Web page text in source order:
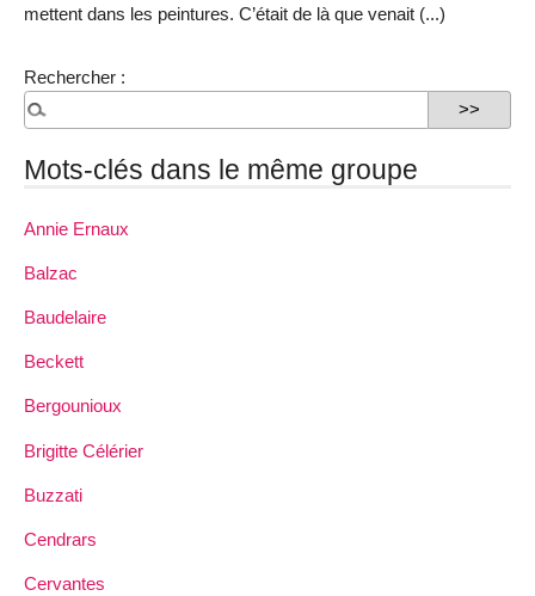
mettent dans les peintures. C’était de là que venait (...)
Rechercher :
Mots-clés dans le même groupe
Annie Ernaux
Balzac
Baudelaire
Beckett
Bergounioux
Brigitte Célérier
Buzzati
Cendrars
Cervantes